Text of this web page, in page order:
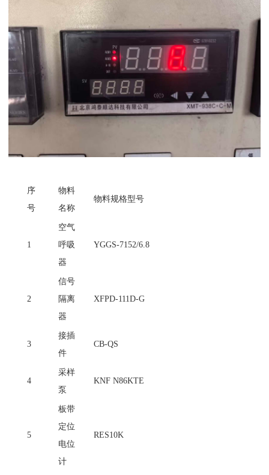
序
号
物料
名称
物料规格型号
1
空气
呼吸
器
YGGS-7152/6.8
2
信号
隔离
器
XFPD-111D-G
3
接插
件
CB-QS
4
采样
泵
KNF N86KTE
5
板带
定位
电位
计
RES10K